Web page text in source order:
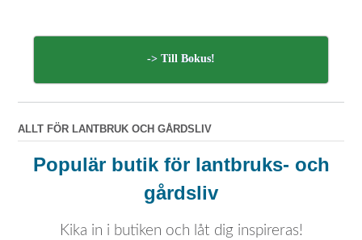
-> Till Bokus!
ALLT FÖR LANTBRUK OCH GÅRDSLIV
Populär butik för lantbruks- och
gårdsliv
Kika in i butiken och låt dig inspireras!